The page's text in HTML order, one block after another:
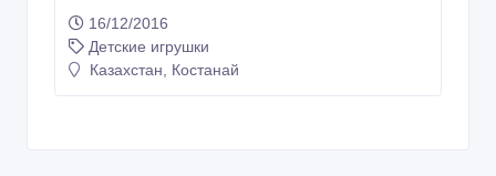
16/12/2016
Детские игрушки
Казахстан, Костанай